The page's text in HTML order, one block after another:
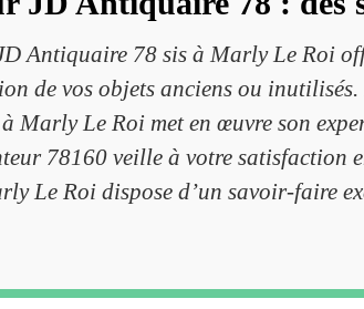
Antiquaire 78 sis à Marly Le Roi
de vos objets anciens ou
Marly Le Roi met en œuvre son
78160 veille à votre satisfaction
Le Roi dispose d’un savoir-faire